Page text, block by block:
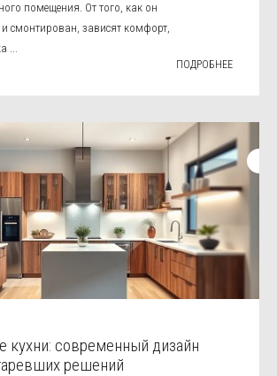
помещения. От того, как он
смонтирован, зависят комфорт,
...
ПОДРОБНЕЕ
кухни: современный дизайн
решений